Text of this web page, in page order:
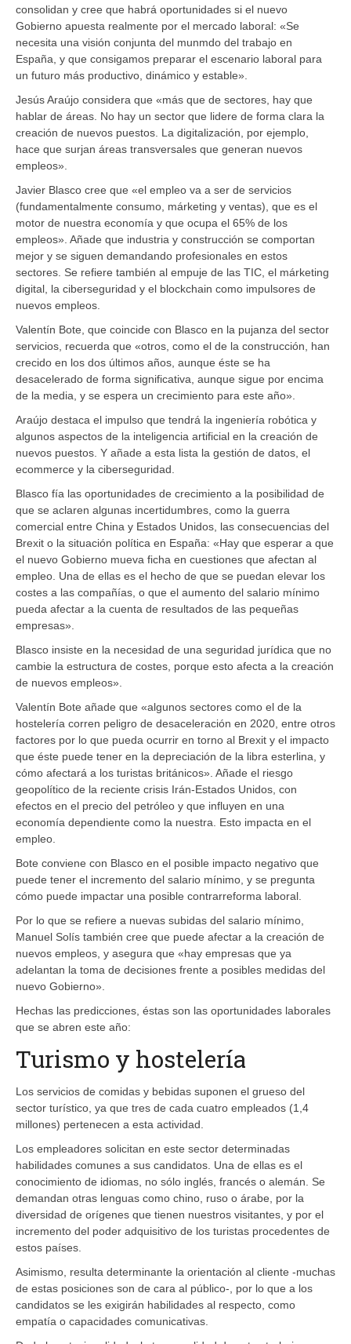
consolidan y cree que habrá oportunidades si el nuevo
Gobierno apuesta realmente por el mercado laboral: «Se
necesita una visión conjunta del munmdo del trabajo en
España, y que consigamos preparar el escenario laboral para
un futuro más productivo, dinámico y estable».
Jesús Araújo considera que «más que de sectores, hay que
hablar de áreas. No hay un sector que lidere de forma clara la
creación de nuevos puestos. La digitalización, por ejemplo,
hace que surjan áreas transversales que generan nuevos
empleos».
Javier Blasco cree que «el empleo va a ser de servicios
(fundamentalmente consumo, márketing y ventas), que es el
motor de nuestra economía y que ocupa el 65% de los
empleos». Añade que industria y construcción se comportan
mejor y se siguen demandando profesionales en estos
sectores. Se refiere también al empuje de las TIC, el márketing
digital, la ciberseguridad y el blockchain como impulsores de
nuevos empleos.
Valentín Bote, que coincide con Blasco en la pujanza del sector
servicios, recuerda que «otros, como el de la construcción, han
crecido en los dos últimos años, aunque éste se ha
desacelerado de forma significativa, aunque sigue por encima
de la media, y se espera un crecimiento para este año».
Araújo destaca el impulso que tendrá la ingeniería robótica y
algunos aspectos de la inteligencia artificial en la creación de
nuevos puestos. Y añade a esta lista la gestión de datos, el
ecommerce y la ciberseguridad.
Blasco fía las oportunidades de crecimiento a la posibilidad de
que se aclaren algunas incertidumbres, como la guerra
comercial entre China y Estados Unidos, las consecuencias del
Brexit o la situación política en España: «Hay que esperar a que
el nuevo Gobierno mueva ficha en cuestiones que afectan al
empleo. Una de ellas es el hecho de que se puedan elevar los
costes a las compañías, o que el aumento del salario mínimo
pueda afectar a la cuenta de resultados de las pequeñas
empresas».
Blasco insiste en la necesidad de una seguridad jurídica que no
cambie la estructura de costes, porque esto afecta a la creación
de nuevos empleos».
Valentín Bote añade que «algunos sectores como el de la
hostelería corren peligro de desaceleración en 2020, entre otros
factores por lo que pueda ocurrir en torno al Brexit y el impacto
que éste puede tener en la depreciación de la libra esterlina, y
cómo afectará a los turistas británicos». Añade el riesgo
geopolítico de la reciente crisis Irán-Estados Unidos, con
efectos en el precio del petróleo y que influyen en una
economía dependiente como la nuestra. Esto impacta en el
empleo.
Bote conviene con Blasco en el posible impacto negativo que
puede tener el incremento del salario mínimo, y se pregunta
cómo puede impactar una posible contrarreforma laboral.
Por lo que se refiere a nuevas subidas del salario mínimo,
Manuel Solís también cree que puede afectar a la creación de
nuevos empleos, y asegura que «hay empresas que ya
adelantan la toma de decisiones frente a posibles medidas del
nuevo Gobierno».
Hechas las predicciones, éstas son las oportunidades laborales
que se abren este año:
Turismo y hostelería
Los servicios de comidas y bebidas suponen el grueso del
sector turístico, ya que tres de cada cuatro empleados (1,4
millones) pertenecen a esta actividad.
Los empleadores solicitan en este sector determinadas
habilidades comunes a sus candidatos. Una de ellas es el
conocimiento de idiomas, no sólo inglés, francés o alemán. Se
demandan otras lenguas como chino, ruso o árabe, por la
diversidad de orígenes que tienen nuestros visitantes, y por el
incremento del poder adquisitivo de los turistas procedentes de
estos países.
Asimismo, resulta determinante la orientación al cliente -muchas
de estas posiciones son de cara al público-, por lo que a los
candidatos se les exigirán habilidades al respecto, como
empatía o capacidades comunicativas.